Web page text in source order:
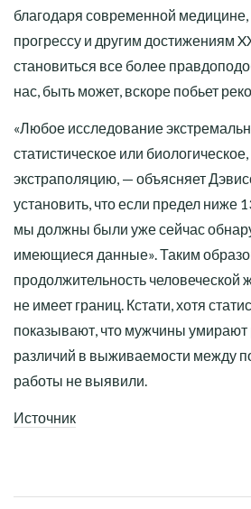
благодаря современной
прогрессу и другим достижениям
становиться все более
нас, быть может, вскоре побьет
«Любое исследование
статистическое или
экстраполяцию, — объясняет
установить, что если предел ниже
мы должны были уже сейчас
имеющиеся данные». Таким
продолжительность человеческой
не имеет границ. Кстати, хотя
показывают, что мужчины
различий в выживаемости между
работы не выявили.
Источник